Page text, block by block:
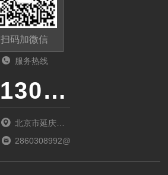
扫码加微信
服务热线
13011285763
北京市延庆区
中关村延庆园
2860308992@qq.com